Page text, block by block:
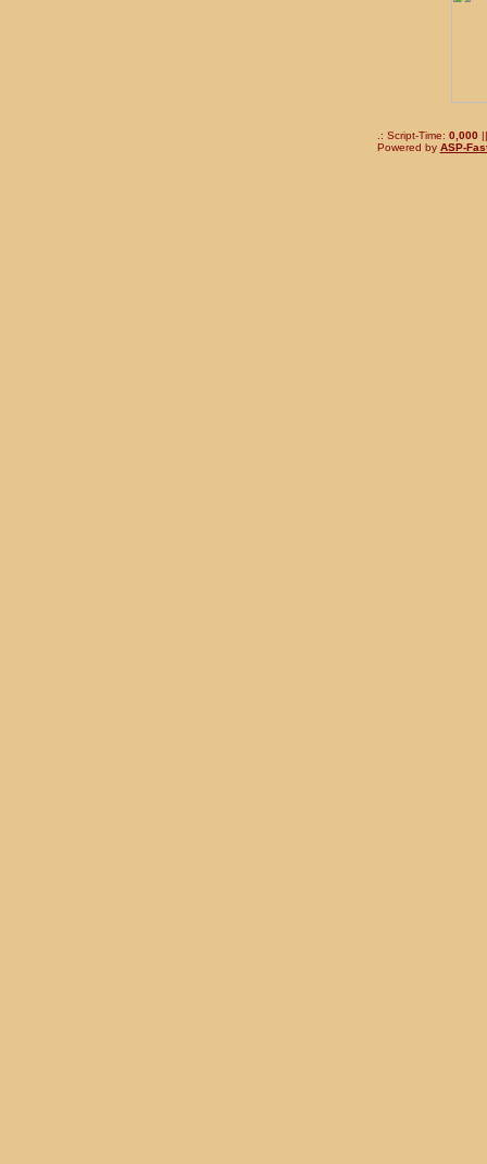
.: Script-Time: 0,000||
Powered by ASP-